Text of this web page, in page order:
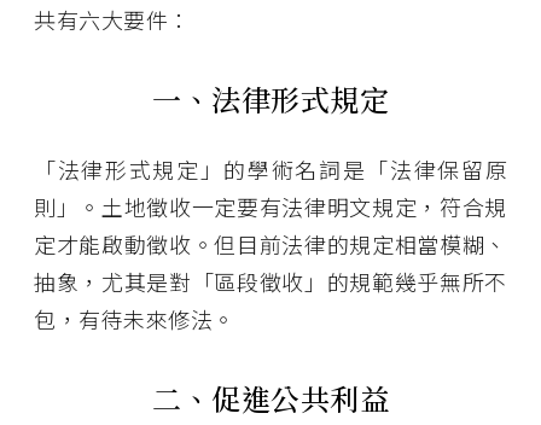
共有六大要件：
一、法律形式規定
「法律形式規定」的學術名詞是「法律保留原
則」。土地徵收一定要有法律明文規定，符合規
定才能啟動徵收。但目前法律的規定相當模糊、
抽象，尤其是對「區段徵收」的規範幾乎無所不
包，有待未來修法。
二、促進公共利益